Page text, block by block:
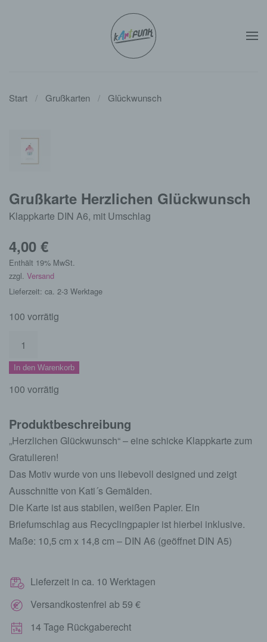
Zum Hauptinhalt springen
Start Grußkarten Glückwunsch
Grußkarte Herzlichen Glückwunsch
Klappkarte DIN A6, mit Umschlag
4,00 €
Enthält 19% MwSt.
zzgl. Versand
Lieferzeit: ca. 2-3 Werktage
100 vorrätig
Glückwunsch
Menge
In den Warenkorb
100 vorrätig
Produktbeschreibung
„Herzlichen Glückwunsch“ – eine schicke Klappkarte zum
Gratulieren!
Das Motiv wurde von uns liebevoll designed und zeigt
Ausschnitte von Kati´s Gemälden.
Die Karte ist aus stabilen, weißen Papier. Ein
Briefumschlag aus Recyclingpapier ist hierbei inklusive.
Maße: 10,5 cm x 14,8 cm – DIN A6 (geöffnet DIN A5)
Lieferzeit in ca. 10 Werktagen
Versandkostenfrei ab 59 €
14 Tage Rückgaberecht